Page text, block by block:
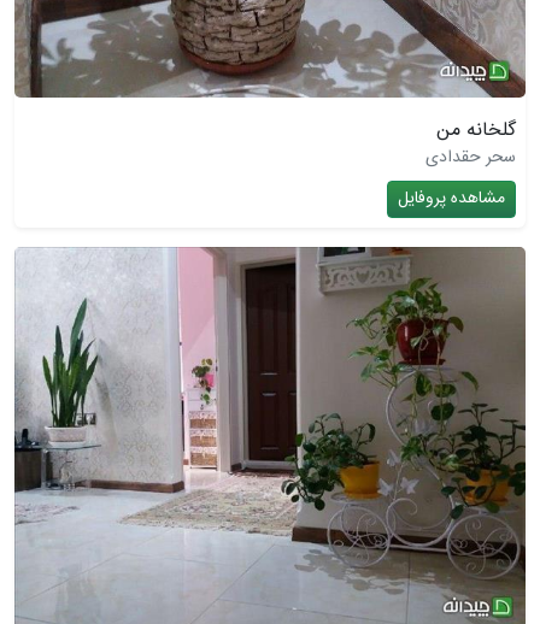
گلخانه من
سحر حقدادی
مشاهده پروفایل